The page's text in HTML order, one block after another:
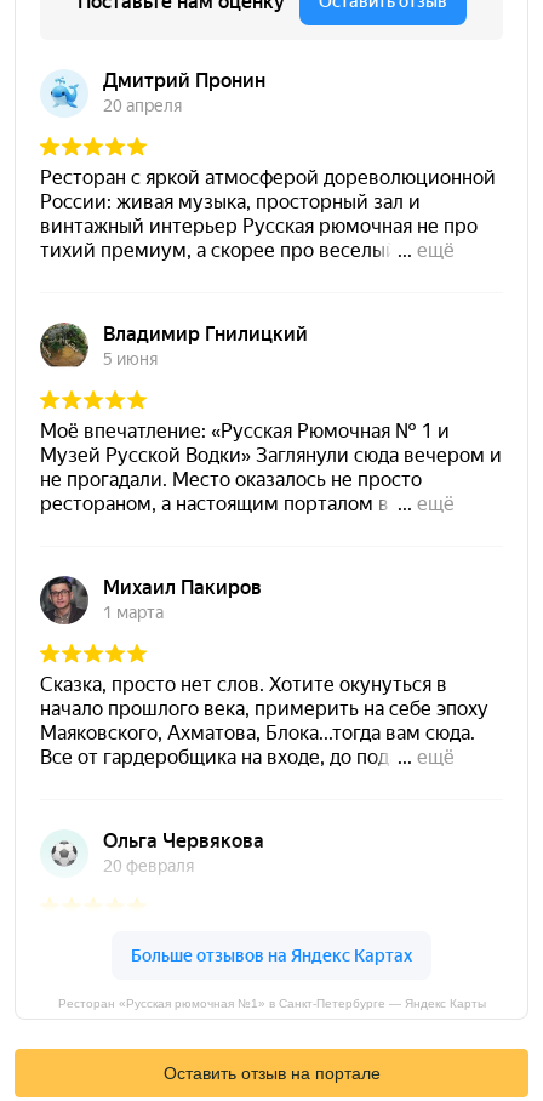
Ресторан «Русская рюмочная №1» в Санкт-Петербурге — Яндекс Карты
Оставить отзыв на портале